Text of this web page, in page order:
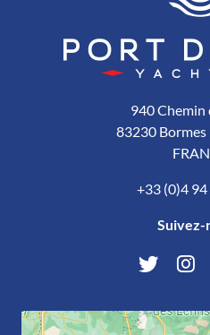
940 Chemin
83230 Bormes
+33 (0)4
Suivez-